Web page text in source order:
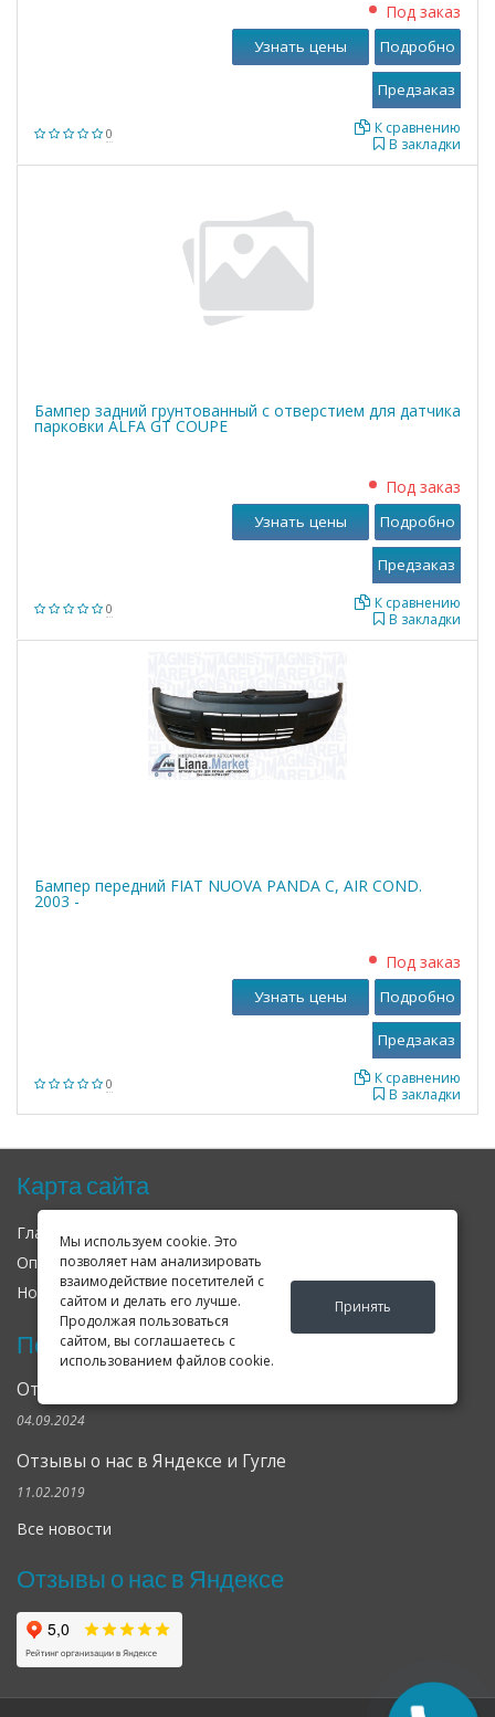
Мы используем cookie. Это
позволяет нам анализировать
взаимодействие посетителей с
сайтом и делать его лучше.
Продолжая пользоваться
сайтом, вы соглашаетесь с
использованием файлов cookie.
Принять
0
Под заказ
В закладки
К сравнению
Узнать цены Подробно
Бампер задний грунтованный с отверстием для датчика
парковки ALFA GT COUPE
0
Под заказ
В закладки
К сравнению
Узнать цены Подробно
Бампер передний FIAT NUOVA PANDA C, AIR COND.
2003 -
0
Под заказ
В закладки
К сравнению
Узнать цены Подробно
Карта сайта
Главная О нас
Оплата
Доставка
Новости
Оферта
Последние новости
Открылся клубный сервис Geely в Петербурге
04.09.2024
Отзывы о нас в Яндексе и Гугле
11.02.2019
Все новости
Отзывы о нас в Яндексе